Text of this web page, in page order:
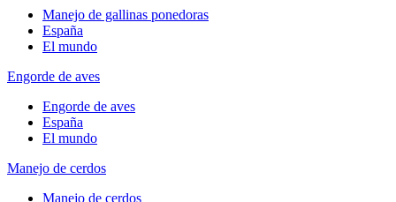
Manejo de gallinas ponedoras
España
El mundo
Engorde de aves
Engorde de aves
España
El mundo
Manejo de cerdos
Manejo de cerdos